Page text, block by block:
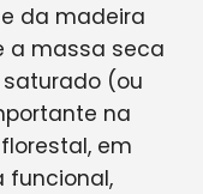
da madeira
a massa seca
(ou
na
em
funcional,